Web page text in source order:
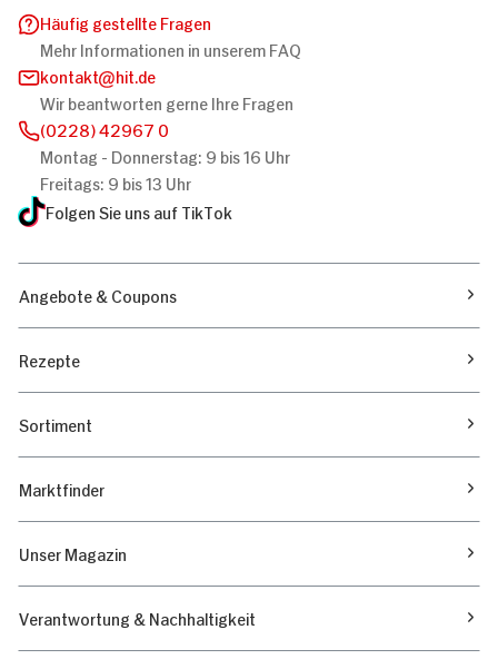
Häufig gestellte Fragen
Mehr Informationen in unserem FAQ
kontakt
hit.de
Wir beantworten gerne Ihre Fragen
(0228) 42967 0
Montag - Donnerstag: 9 bis 16 Uhr
Freitags: 9 bis 13 Uhr
Folgen Sie uns auf TikTok
Angebote & Coupons
Rezepte
Sortiment
Marktfinder
Unser Magazin
Verantwortung & Nachhaltigkeit